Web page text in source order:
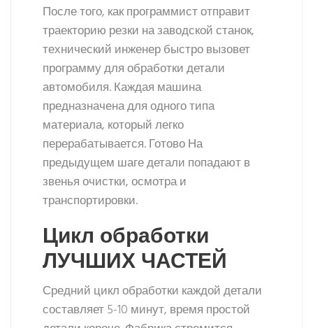
После того, как программист отправит
траекторию резки на заводской станок,
технический инженер быстро вызовет
программу для обработки детали
автомобиля. Каждая машина
предназначена для одного типа
материала, который легко
перерабатывается. Готово На
предыдущем шаге детали попадают в
звенья очистки, осмотра и
транспортировки.
Цикл обработки
ЛУЧШИХ ЧАСТЕЙ
Средний цикл обработки каждой детали
составляет 5-10 минут, время простой